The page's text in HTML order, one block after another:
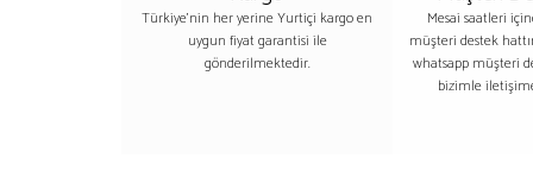
Türkiye'nin her yerine Yurtiçi kargo en
uygun fiyat garantisi ile
gönderilmektedir.
Mesai saatleri
müşteri destek
whatsapp müşteri
bizimle